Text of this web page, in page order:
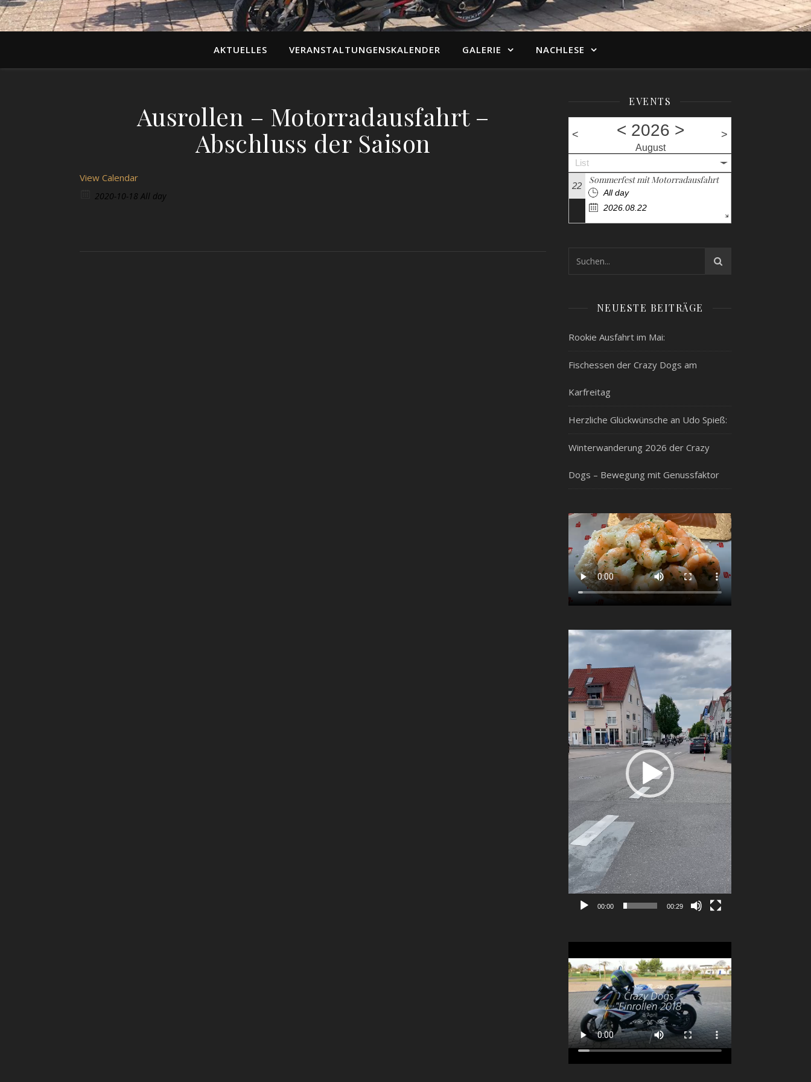
AKTUELLES VERANSTALTUNGENSKALENDER GALERIE NACHLESE
Ausrollen – Motorradausfahrt –
Abschluss der Saison
View Calendar
2020-10-18 All day
EVENTS
< < 2026 >
August
>
List
22
Sommerfest mit Motorradausfahrt
All day
2026.08.22
NEUESTE BEITRÄGE
Rookie Ausfahrt im Mai:
Fischessen der Crazy Dogs am
Karfreitag
Herzliche Glückwünsche an Udo Spieß:
Winterwanderung 2026 der Crazy
Dogs – Bewegung mit Genussfaktor
Video-
Player
00:00 00:29